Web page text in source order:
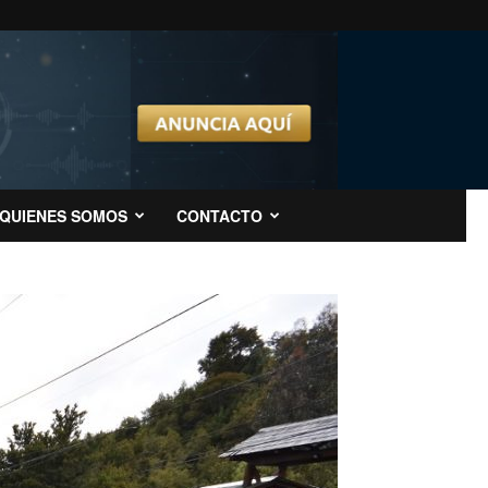
QUIENES SOMOS CONTACTO